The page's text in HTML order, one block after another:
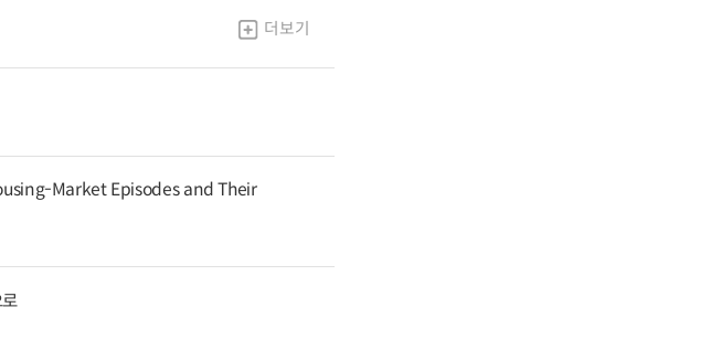
더보기
Market Episodes and Their